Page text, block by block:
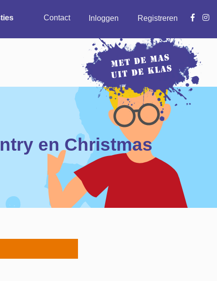
Contact Inloggen Registreren
en Christmas